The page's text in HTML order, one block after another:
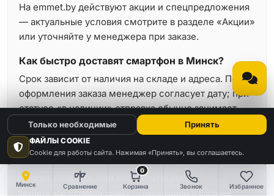
Минск Сравнение
0
Корзина Звонок Избранное
На emmet.by действуют акции и спецпредложения
— актуальные условия смотрите в разделе «Акции»
или уточняйте у менеджера при заказе.
Как быстро доставят смартфон в Минск?
Срок зависит от наличия на складе и адреса. После
оформления заказа менеджер согласует дату; при
статусе «в наличии» отправка обычно занимает
минимальное время.
Нужна помощь или консультация?
ФАЙЛЫ COOKIE
Cookie для работы сайта. Нажимая «Принять», вы соглашаетесь.
Только необходимые Принять